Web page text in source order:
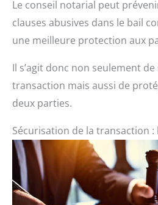
Le conseil notarial peut
clauses abusives dans le bail
une meilleure protection aux
Il s’agit donc non seulement
transaction mais aussi de
deux parties.
Sécurisation de la transaction